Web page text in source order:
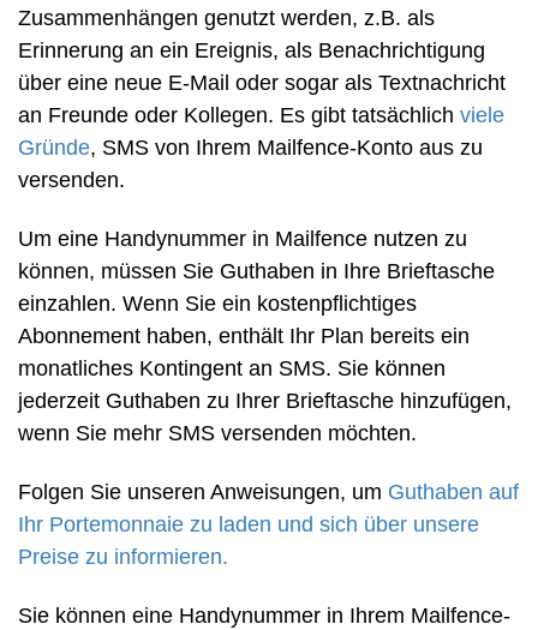
Zusammenhängen genutzt werden, z.B. als
Erinnerung an ein Ereignis, als Benachrichtigung
über eine neue E-Mail oder sogar als Textnachricht
an Freunde oder Kollegen. Es gibt tatsächlich viele
Gründe, SMS von Ihrem Mailfence-Konto aus zu
versenden.
Um eine Handynummer in Mailfence nutzen zu
können, müssen Sie Guthaben in Ihre Brieftasche
einzahlen. Wenn Sie ein kostenpflichtiges
Abonnement haben, enthält Ihr Plan bereits ein
monatliches Kontingent an SMS. Sie können
jederzeit Guthaben zu Ihrer Brieftasche hinzufügen,
wenn Sie mehr SMS versenden möchten.
Folgen Sie unseren Anweisungen, um Guthaben auf
Ihr Portemonnaie zu laden und sich über unsere
Preise zu informieren.
Sie können eine Handynummer in Ihrem Mailfence-